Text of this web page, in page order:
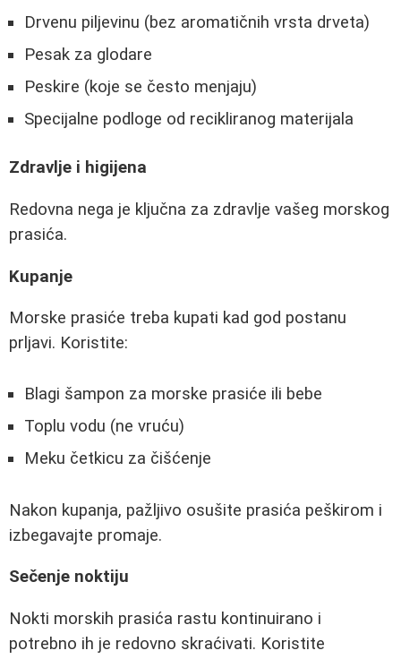
Drvenu piljevinu (bez aromatičnih vrsta drveta)
Pesak za glodare
Peskire (koje se često menjaju)
Specijalne podloge od recikliranog materijala
Zdravlje i higijena
Redovna nega je ključna za zdravlje vašeg morskog
prasića.
Kupanje
Morske prasiće treba kupati kad god postanu
prljavi. Koristite:
Blagi šampon za morske prasiće ili bebe
Toplu vodu (ne vruću)
Meku četkicu za čišćenje
Nakon kupanja, pažljivo osušite prasića peškirom i
izbegavajte promaje.
Sečenje noktiju
Nokti morskih prasića rastu kontinuirano i
potrebno ih je redovno skraćivati. Koristite